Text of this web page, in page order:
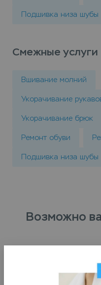
Подшивка низа шубы
Смежные услуги
Вшивание молний
Укорачивание
Укорачивание брюк
Ремонт обуви
Подшивка низа шубы
Возможно